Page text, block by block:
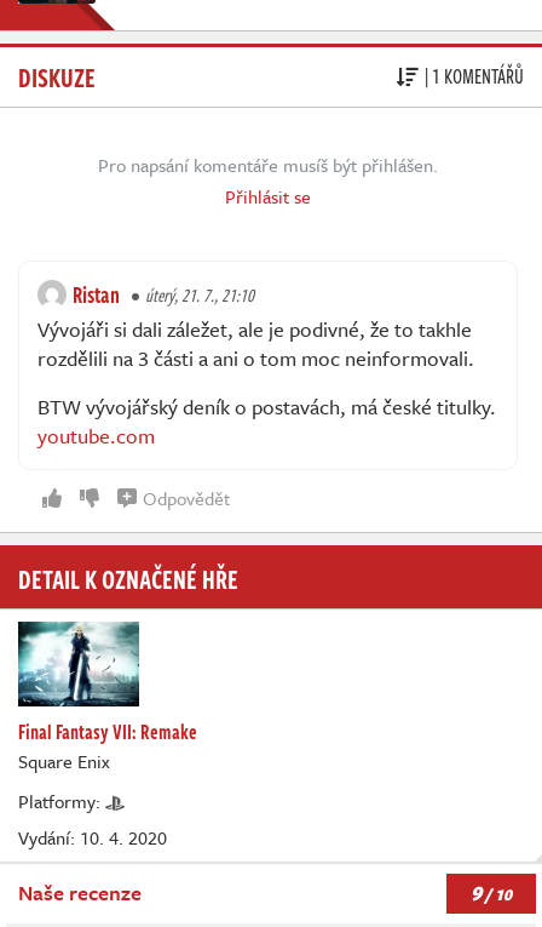
DISKUZE | 1 KOMENTÁŘŮ
Pro napsání komentáře musíš být přihlášen.
Přihlásit se
Ristan úterý, 21. 7., 21:10
Vývojáři si dali záležet, ale je podivné, že to takhle
rozdělili na 3 části a ani o tom moc neinformovali.
BTW vývojářský deník o postavách, má české titulky.
youtube.com
Odpovědět
DETAIL K OZNAČENÉ HŘE
Final Fantasy VII: Remake
Square Enix
Platformy:
Vydání: 10. 4. 2020
Naše recenze 9/ 10